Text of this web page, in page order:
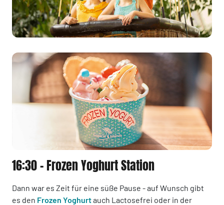
16:30 - Frozen Yoghurt Station
Dann war es Zeit für eine süße Pause - auf Wunsch gibt
es den Frozen Yoghurtauch Lactosefrei oder in der